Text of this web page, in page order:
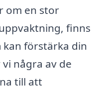
om en stor
finns
förstärka din
några av de
till att